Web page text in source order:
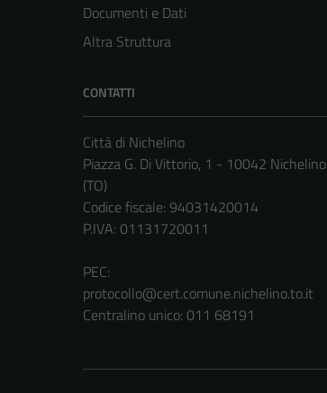
Documenti e Dati
Altra Struttura
CONTATTI
Città di Nichelino
Piazza G. Di Vittorio, 1 - 10042 Nichelino
(TO)
Codice fiscale: 94031420014
P.IVA: 01131720011
PEC:
protocollo@cert.comune.nichelino.to.it
Centralino unico: 011 68191